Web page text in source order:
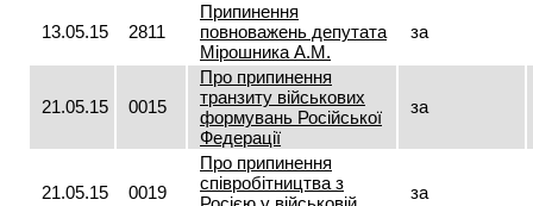
13.05.15 2811
Припинення
повноважень депутата
Мірошника А.М.
за
21.05.15 0015
Про припинення
транзиту військових
формувань Російської
Федерації
за
21.05.15 0019
Про припинення
співробітництва з
за